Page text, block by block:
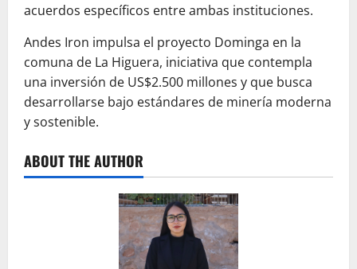
acuerdos específicos entre ambas instituciones.
Andes Iron impulsa el proyecto Dominga en la
comuna de La Higuera, iniciativa que contempla
una inversión de US$2.500 millones y que busca
desarrollarse bajo estándares de minería moderna
y sostenible.
ABOUT THE AUTHOR